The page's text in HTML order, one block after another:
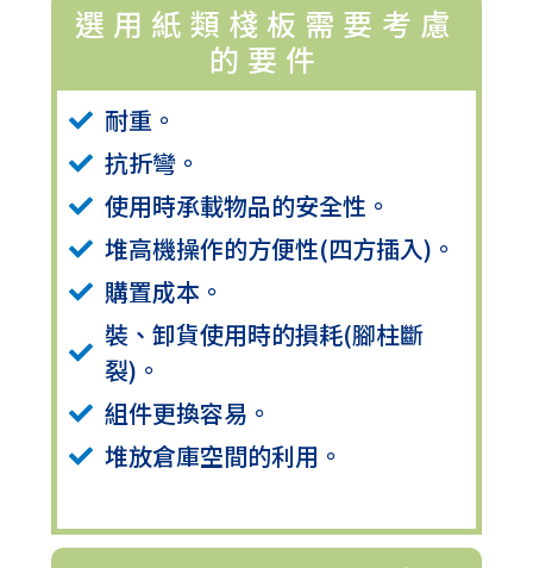
選用紙類棧板需要考慮
的要件
耐重。
抗折彎。
使用時承載物品的安全性。
堆高機操作的方便性(四方插入)。
購置成本。
裝、卸貨使用時的損耗(腳柱斷
裂)。
組件更換容易。
堆放倉庫空間的利用。